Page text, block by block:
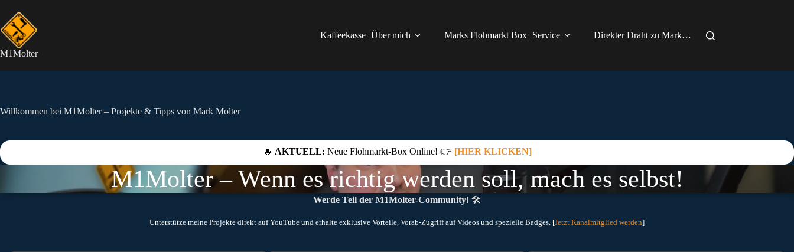
Inhalt
springen
M1Molter
Kaffeekasse Über mich Marks Flohmarkt Box Service Direkter Draht zu Mark…
Willkommen bei M1Molter – Projekte & Tipps von Mark Molter
🔥 AKTUELL: Neue Flohmarkt-Box Online! 👉 [HIER KLICKEN]
M1Molter – Wenn es richtig werden soll, mach es selbst!
Werde Teil der M1Molter-Community! 🛠️
Unterstütze meine Projekte direkt auf YouTube und erhalte exklusive Vorteile, Vorab-Zugriff auf Videos und spezielle Badges. [Jetzt Kanalmitglied werden]